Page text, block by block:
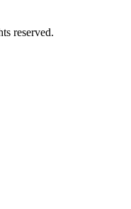
reserved.